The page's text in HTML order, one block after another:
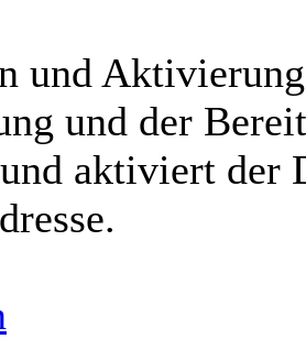
und
und der
aktiviert der